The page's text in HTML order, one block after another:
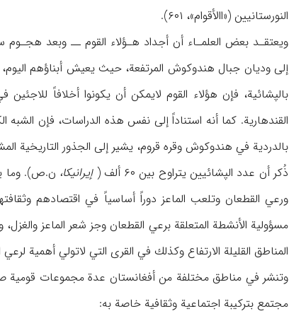
النورستانيين («االأقوام»، ۶۰۱).
ويعتقـد بعض العلمـاء أن أجداد هـؤلاء القوم ــ وبعد
إلى وديان جبال هندوكوش المرتفعة، حيث يعيش أبناؤهم اليوم،
بالپشائية، فإن هؤلاء القوم لايمكن أن يكونوا أخلافاً
القندهارية. كما أنه استناداً إلى نفس هذه الدراسات، فإن الشبه
بالدردية في هندوكوش وقره قروم، يشير إلى الجذور التاريخية
ذُكر أن عدد الپشائيين يتراوح بين ۶۰ ألف (
إيرانيكا،
ورعي القطعان وتلعب الماعز دوراً أساسياً في اقتصادهم
المناطق القليلة الارتفاع وكذلك في القرى التي لاتولي أهمية
وتنشر في مناطق مختلفة من أفغانستان عدة مجموعات قومية
مجتمع بتركيبة اجتماعية وثقافية خاصة به: